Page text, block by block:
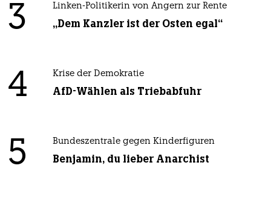
3 Linken-Politikerin von Angern zur Rente
„Dem Kanzler ist der Osten egal“
4 Krise der Demokratie
AfD-Wählen als Triebabfuhr
5 Bundeszentrale gegen Kinderfiguren
Benjamin, du lieber Anarchist